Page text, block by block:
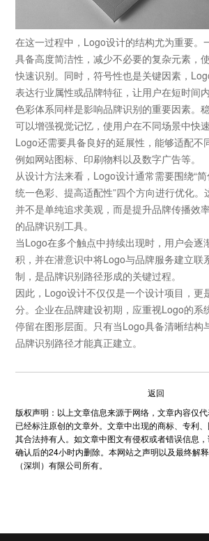
在这一过程中， Logo设计的结构尤为重要。
具备高度简洁性，减少不必要的复杂元素，
快速识别。同时，符号性也是关键因素，
表达行业属性或品牌特征，让用户在短时间
色彩体系同样是影响品牌识别的重要因素。
可以增强视觉记忆，使用户在不同场景中快
Logo还需要具备良好的延展性，能够适配不
例如网站图标、印刷物料以及数字广告等。
从设计方法来看，Logo设计通常需要围绕“简
统一色彩、提高适配性”四个方向进行优化
并不是单纯追求美观，而是提升品牌传播效
的品牌识别工具。
当Logo在多个触点中持续出现时，用户会逐
积，并在潜意识中将Logo与品牌服务建立联
制，是品牌识别路径形成的关键过程。
因此，Logo设计不仅仅是一个设计项目，更
分。企业在品牌建设初期，应重视Logo的系
停留在图形层面。只有当Logo具备清晰结构
品牌识别路径才能真正建立。
返回
版权声明：以上文章信息来源于网络，文章内容仅
已经标注原创的文章外。文章中出现的商标、专利
其合法持有人。如文章中图文有侵权或者错误信息
确认后的24小时内删除。本网站之声明以及最终解
（深圳）有限公司所有。